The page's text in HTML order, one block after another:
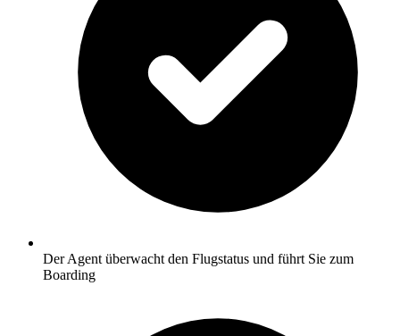
Der Agent überwacht den Flugstatus und führt Sie zum
Boarding